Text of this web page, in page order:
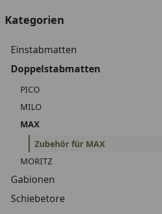
Kategorien
Einstabmatten
Doppelstabmatten
PICO
MILO
MAX
Zubehör für MAX
MORITZ
Gabionen
Schiebetore